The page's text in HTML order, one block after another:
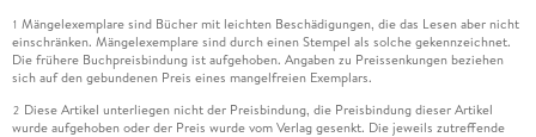
1 Mängelexemplare sind Bücher mit leichten Beschädigungen, die das Lesen aber nicht
einschränken. Mängelexemplare sind durch einen Stempel als solche gekennzeichnet.
Die frühere Buchpreisbindung ist aufgehoben. Angaben zu Preissenkungen beziehen
sich auf den gebundenen Preis eines mangelfreien Exemplars.
2 Diese Artikel unterliegen nicht der Preisbindung, die Preisbindung dieser Artikel
wurde aufgehoben oder der Preis wurde vom Verlag gesenkt. Die jeweils zutreffende